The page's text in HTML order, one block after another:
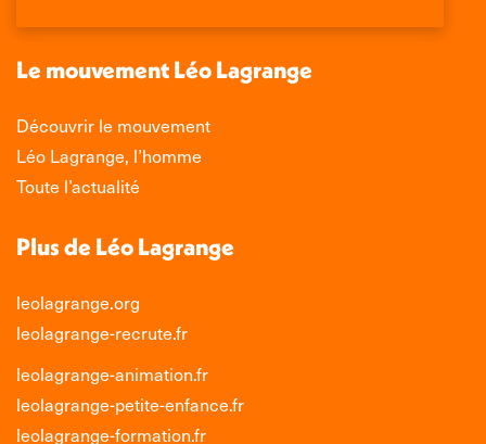
une
fenêtre
une
fenêtre
une
fenêtre
une
nouvelle
fenêtre
Le mouvement Léo Lagrange
Découvrir le mouvement
Léo Lagrange, l’homme
Toute l’actualité
Plus de Léo Lagrange
leolagrange.org
leolagrange-recrute.fr
leolagrange-animation.fr
leolagrange-petite-enfance.fr
leolagrange-formation.fr